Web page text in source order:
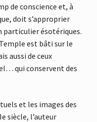
de conscience et, à
doit s’approprier
particulier ésotériques.
est bâti sur le
aussi de ceux
qui conservent des
et les images des
siècle, l’auteur